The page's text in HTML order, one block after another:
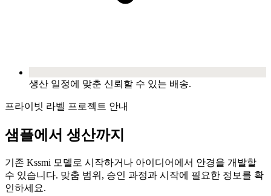
생산 일정에 맞춘 신뢰할 수 있는 배송.
프라이빗 라벨 프로젝트 안내
샘플에서 생산까지
기존 Kssmi 모델로 시작하거나 아이디어에서 안경을 개발할
수 있습니다. 맞춤 범위, 승인 과정과 시작에 필요한 정보를 확
인하세요.